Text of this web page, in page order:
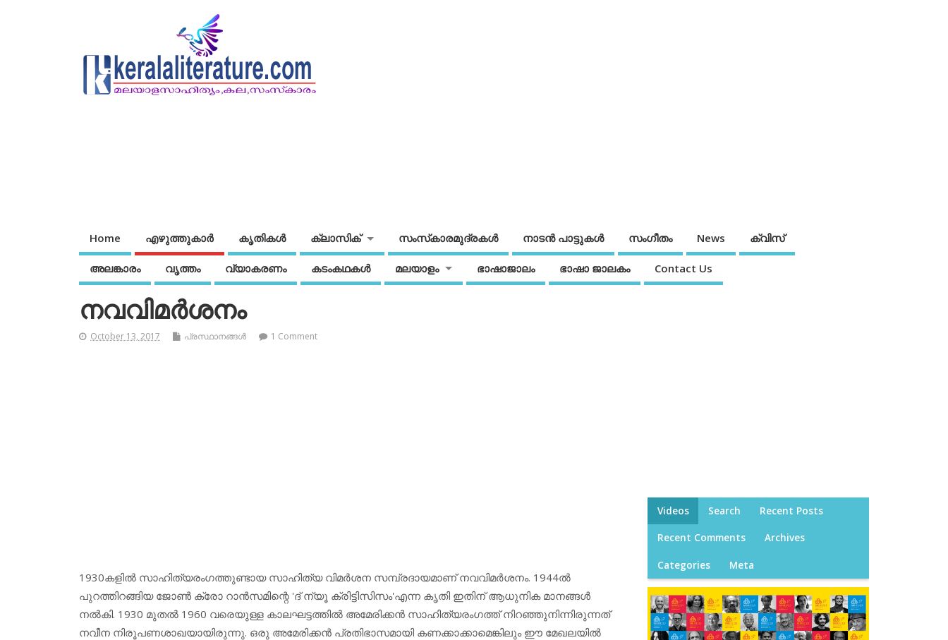
Home എഴുത്തുകാര്‍ കൃതികൾ ക്ലാസിക് സംസ്‌കാരമുദ്രകള്‍ നാടന്‍ പാട്ടുകള്‍ സംഗീതം News ക്വിസ്
അലങ്കാരം വൃത്തം വ്യാകരണം കടംകഥകള്‍ മലയാളം ഭാഷാജാലം ഭാഷാ ജാലകം Contact Us
നവവിമര്‍ശനം
October 13, 2017 പ്രസ്ഥാനങ്ങള്‍ 1 Comment
1930കളില്‍ സാഹിത്യരംഗത്തുണ്ടായ സാഹിത്യ വിമര്‍ശന സമ്പ്രദായമാണ് നവവിമര്‍ശനം. 1944ല്‍
പുറത്തിറങ്ങിയ ജോണ്‍ ക്രോ റാന്‍സമിന്റെ 'ദ് ന്യൂ ക്രിട്ടിസിസം'എന്ന കൃതി ഇതിന് ആധുനിക മാനങ്ങള്‍
നല്‍കി. 1930 മുതല്‍ 1960 വരെയുള്ള കാലഘട്ടത്തില്‍ അമേരിക്കന്‍ സാഹിത്യരംഗത്ത് നിറഞ്ഞുനിന്നിരുന്നത്
നവീന നിരൂപണശാഖയായിരുന്നു. ഒരു അമേരിക്കന്‍ പ്രതിഭാസമായി കണക്കാക്കാമെങ്കിലും ഈ മേഖലയില്‍
Videos Search Recent Posts
Recent Comments Archives
Categories Meta